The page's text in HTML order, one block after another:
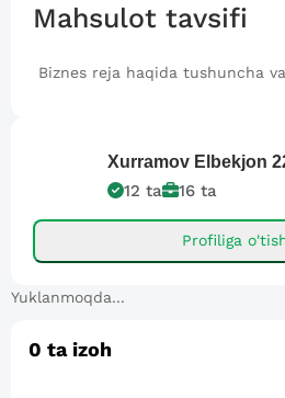
Mahsulot tavsifi
Biznes reja haqida tushuncha
Xurramov Elbekjon
12 ta 16 ta
Profiliga
Yuklanmoqda...
0 ta izoh